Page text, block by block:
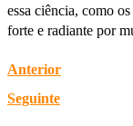
essa ciência, como os
forte e radiante por
Anterior
Seguinte